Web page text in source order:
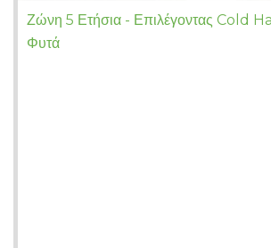
Ζώνη 5 Ετήσια - Επιλέγοντας Cold
Φυτά